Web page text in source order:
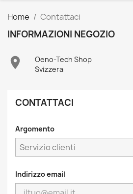
Home Contattaci
INFORMAZIONI NEGOZIO

Oeno-Tech Shop
Svizzera
CONTATTACI
Argomento
Indirizzo email